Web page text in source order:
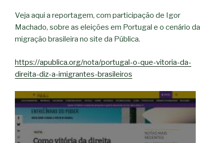
Veja aqui a reportagem, com participação de Igor
Machado, sobre as eleições em Portugal e o cenário da
migração brasileira no site da Pública.
https://apublica.org/nota/portugal-o-que-vitoria-da-
direita-diz-a-imigrantes-brasileiros